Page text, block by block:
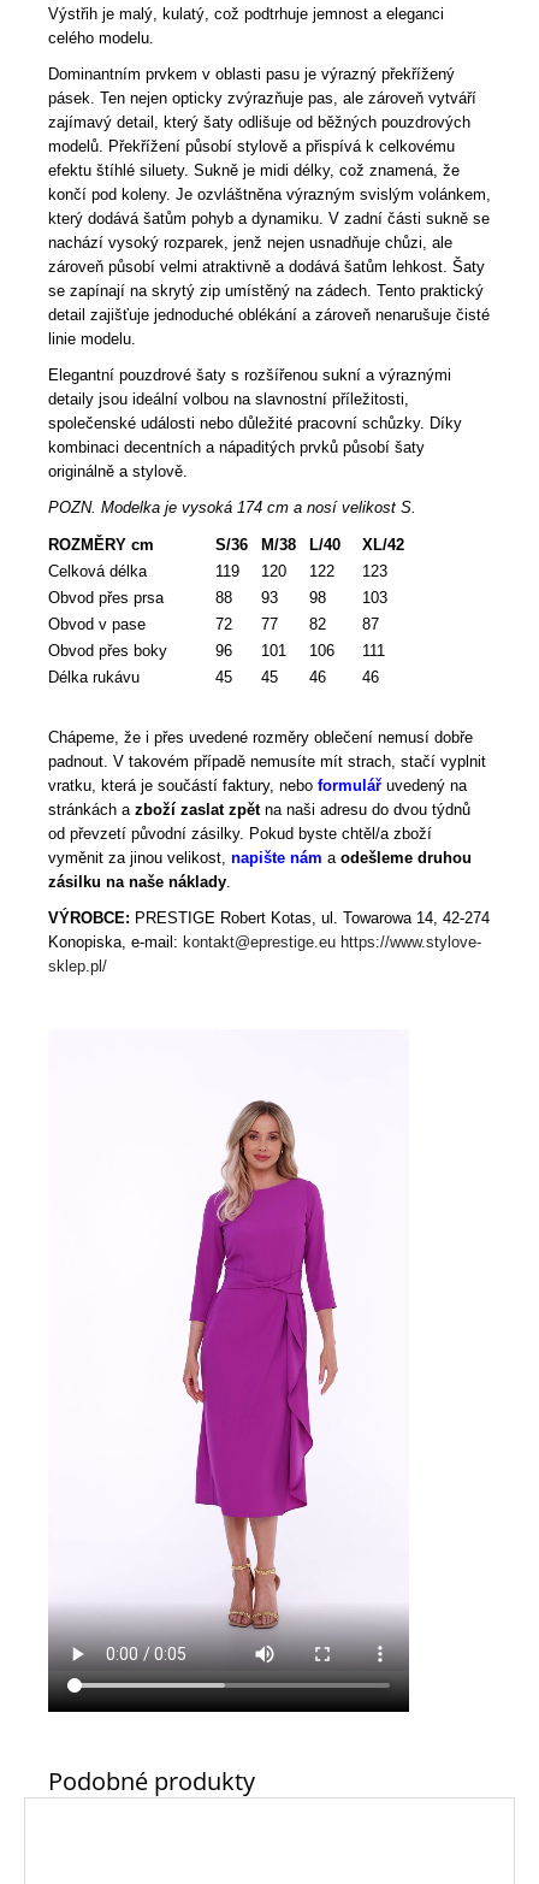
Výstřih je malý, kulatý, což podtrhuje jemnost a eleganci
celého modelu.
Dominantním prvkem v oblasti pasu je výrazný překřížený
pásek. Ten nejen opticky zvýrazňuje pas, ale zároveň vytváří
zajímavý detail, který šaty odlišuje od běžných pouzdrových
modelů. Překřížení působí stylově a přispívá k celkovému
efektu štíhlé siluety. Sukně je midi délky, což znamená, že
končí pod koleny. Je ozvláštněna výrazným svislým volánkem,
který dodává šatům pohyb a dynamiku. V zadní části sukně se
nachází vysoký rozparek, jenž nejen usnadňuje chůzi, ale
zároveň působí velmi atraktivně a dodává šatům lehkost. Šaty
se zapínají na skrytý zip umístěný na zádech. Tento praktický
detail zajišťuje jednoduché oblékání a zároveň nenarušuje čisté
linie modelu.
Elegantní pouzdrové šaty s rozšířenou sukní a výraznými
detaily jsou ideální volbou na slavnostní příležitosti,
společenské události nebo důležité pracovní schůzky. Díky
kombinaci decentních a nápaditých prvků působí šaty
originálně a stylově.
POZN. Modelka je vysoká 174 cm a nosí velikost S.
ROZMĚRY cm S/36 M/38 L/40
XL/42
Celková délka
119 120 122
123
Obvod přes prsa
88 93 98
103
Obvod v pase
72 77 82
87
Obvod přes boky
96 101 106
111
Délka rukávu
45 45 46 46
Chápeme, že i přes uvedené rozměry oblečení nemusí dobře
padnout. V takovém případě nemusíte mít strach, stačí vyplnit
vratku, která je součástí faktury, nebo formulář uvedený na
stránkách a zboží zaslat zpětna naši adresu do dvou týdnů
od převzetí původní zásilky. Pokud byste chtěl/a zboží
vyměnit za jinou velikost, napište nám a odešleme druhou
zásilku na naše náklady
VÝROBCE: PRESTIGE Robert Kotas, ul. Towarowa 14, 42-274
Konopiska, e-mail: kontakt@eprestige.eu https://www.stylove-
sklep.pl/